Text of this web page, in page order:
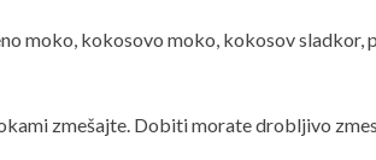
moko, kokosovo moko, kokosov sladkor,
zmešajte. Dobiti morate drobljivo